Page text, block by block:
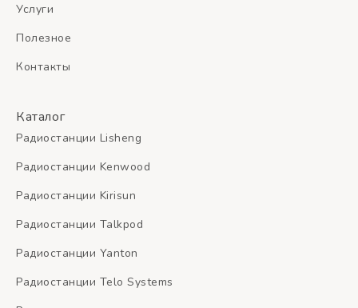
Услуги
Полезное
Контакты
Каталог
Радиостанции Lisheng
Радиостанции Kenwood
Радиостанции Kirisun
Радиостанции Talkpod
Радиостанции Yanton
Радиостанции Telo Systems